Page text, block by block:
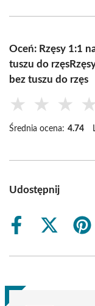
Oceń: Rzęsy 1:1
tuszu do
bez tuszu do rzęs
★ ★ ★ ★
Średnia ocena: 4.74
Udostępnij
Share
Share
(Twitter)